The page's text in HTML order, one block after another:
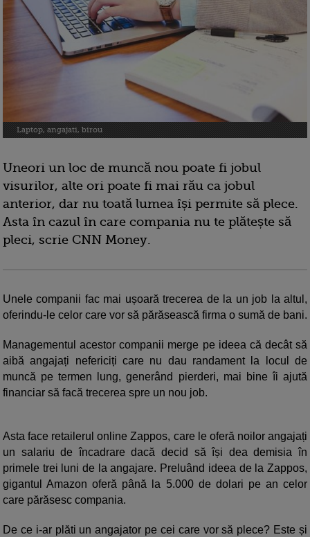
Laptop, angajati, birou
Uneori un loc de muncă nou poate fi jobul
visurilor, alte ori poate fi mai rău ca jobul
anterior, dar nu toată lumea își permite să plece.
Asta în cazul în care compania nu te plătește să
pleci, scrie CNN Money.
Unele companii fac mai ușoară trecerea de la un job la altul,
oferindu-le celor care vor să părăsească firma o sumă de bani.
Managementul acestor companii merge pe ideea că decât să
aibă angajați nefericiți care nu dau randament la locul de
muncă pe termen lung, generând pierderi, mai bine îi ajută
financiar să facă trecerea spre un nou job.
Asta face retailerul online Zappos, care le oferă noilor angajați
un salariu de încadrare dacă decid să își dea demisia în
primele trei luni de la angajare. Preluând ideea de la Zappos,
gigantul Amazon oferă până la 5.000 de dolari pe an celor
care părăsesc compania.
De ce i-ar plăti un angajator pe cei care vor să plece? Este și